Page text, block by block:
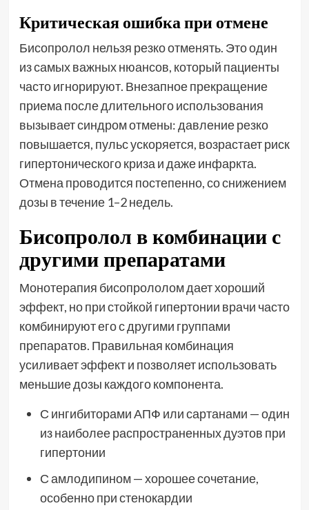
Критическая ошибка при отмене
Бисопролол нельзя резко отменять. Это один
из самых важных нюансов, который пациенты
часто игнорируют. Внезапное прекращение
приема после длительного использования
вызывает синдром отмены: давление резко
повышается, пульс ускоряется, возрастает риск
гипертонического криза и даже инфаркта.
Отмена проводится постепенно, со снижением
дозы в течение 1–2 недель.
Бисопролол в комбинации с
другими препаратами
Монотерапия бисопрололом дает хороший
эффект, но при стойкой гипертонии врачи часто
комбинируют его с другими группами
препаратов. Правильная комбинация
усиливает эффект и позволяет использовать
меньшие дозы каждого компонента.
С ингибиторами АПФ или сартанами — один
из наиболее распространенных дуэтов при
гипертонии
С амлодипином — хорошее сочетание,
особенно при стенокардии